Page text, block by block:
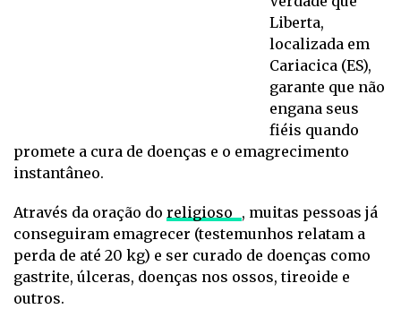
Liberta,
localizada em
Cariacica (ES),
garante que não
engana seus
fiéis quando
promete a cura de doenças e o emagrecimento
instantâneo.
Através da oração do religioso , muitas pessoas já
conseguiram emagrecer (testemunhos relatam a
perda de até 20 kg) e ser curado de doenças como
gastrite, úlceras, doenças nos ossos, tireoide e
outros.